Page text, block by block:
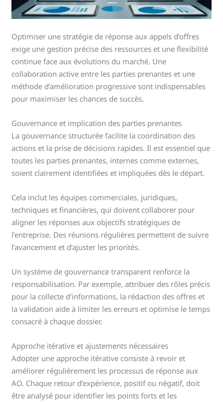
Optimiser une stratégie de réponse aux appels d’offres
exige une gestion précise des ressources et une flexibilité
continue face aux évolutions du marché. Une
collaboration active entre les parties prenantes et une
méthode d’amélioration progressive sont indispensables
pour maximiser les chances de succès.
Gouvernance et implication des parties prenantes
La gouvernance structurée facilite la coordination des
actions et la prise de décisions rapides. Il est essentiel que
toutes les parties prenantes, internes comme externes,
soient clairement identifiées et impliquées dès le départ.
Cela inclut les équipes commerciales, juridiques,
techniques et financières, qui doivent collaborer pour
aligner les réponses aux objectifs stratégiques de
l’entreprise. Des réunions régulières permettent de suivre
l’avancement et d’ajuster les priorités.
Un système de gouvernance transparent renforce la
responsabilisation. Par exemple, attribuer des rôles précis
pour la collecte d’informations, la rédaction des offres et
la validation aide à limiter les erreurs et optimise le temps
consacré à chaque dossier.
Approche itérative et ajustements nécessaires
Adopter une approche itérative consiste à revoir et
améliorer régulièrement les processus de réponse aux
AO. Chaque retour d’expérience, positif ou négatif, doit
être analysé pour identifier les points forts et les